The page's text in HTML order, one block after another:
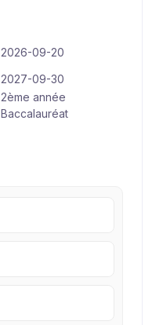
2026-09-20
2027-09-30
2ème année
Baccalauréat